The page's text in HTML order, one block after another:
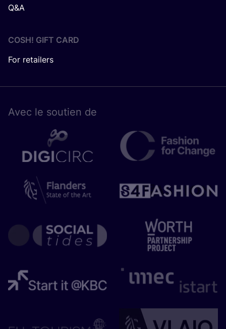
Q&A
COSH! GIFT CARD
For retailers
Avec le sou­tien de